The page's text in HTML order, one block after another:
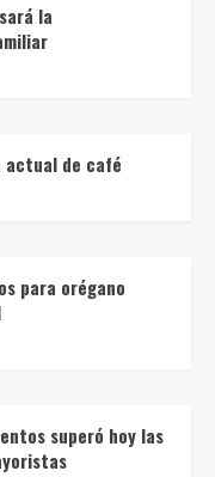
la
actual de café
para orégano
superó hoy las